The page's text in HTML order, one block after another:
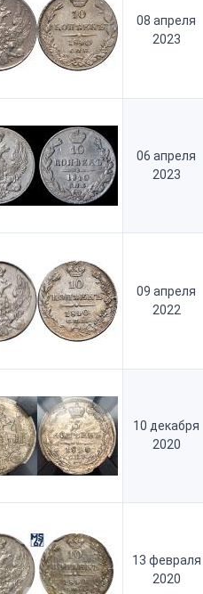
08 апреля
2023
06 апреля
2023
09 апреля
2022
10 декабря
2020
13 февраля
2020